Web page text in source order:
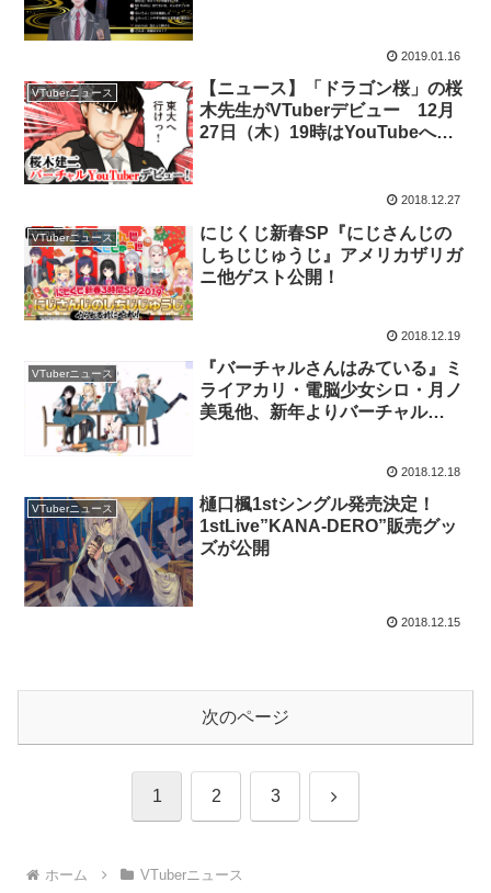
2019.01.16
VTuberニュース
【ニュース】「ドラゴン桜」の桜
木先生がVTuberデビュー 12月
27日（木）19時はYouTubeへ行
2018.12.27
VTuberニュース
にじくじ新春SP『にじさんじの
しちじじゅうじ』アメリカザリガ
ニ他ゲスト公開！
2018.12.19
VTuberニュース
『バーチャルさんはみている』ミ
ライアカリ・電脳少女シロ・月ノ
美兎他、新年よりバーチャル
2018.12.18
VTuberニュース
樋口楓1stシングル発売決定！
1stLive”KANA-DERO”販売グッ
ズが公開
2018.12.15
次のページ
1 2 3 次
ホーム VTuberニュース